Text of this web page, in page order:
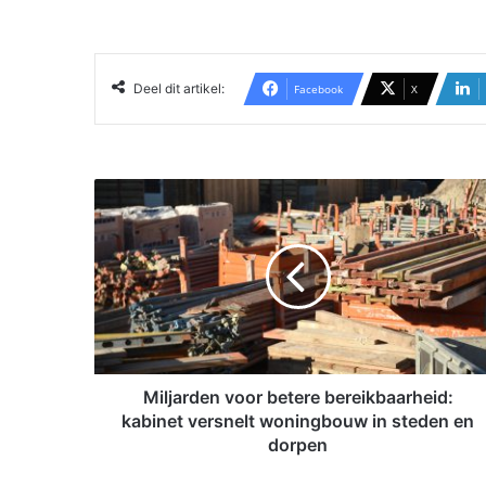
Deel dit artikel: Facebook X
i
l
j
a
r
d
e
n
Miljarden voor betere bereikbaarheid:
kabinet versnelt woningbouw in steden en
dorpen